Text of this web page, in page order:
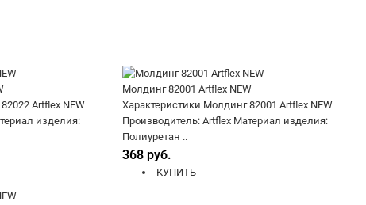
Artflex NEW
изделия:
Молдинг 82001 Artflex NEW
Характеристики Молдинг 82001 Artflex NEW
Производитель: Artflex Материал изделия:
Полиуретан ..
368 руб.
КУПИТЬ